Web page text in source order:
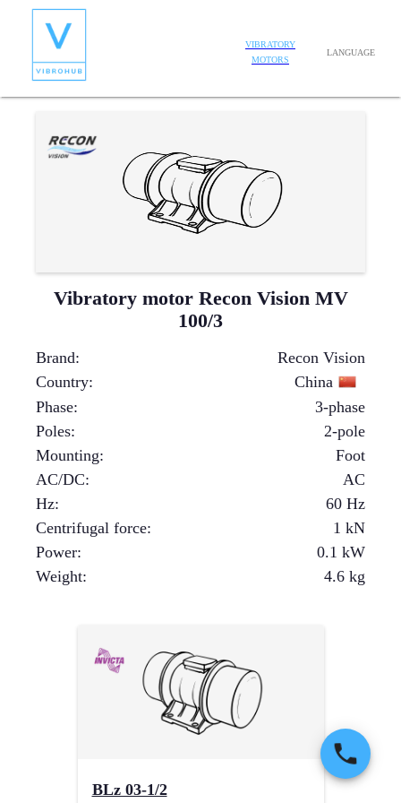
VIBRATORY
MOTORS
LANGUAGE
Vibratory motor Recon Vision MV
100/3
Brand:
Recon Vision
Country:
China
Phase:
3-phase
Poles:
2-pole
Mounting:
Foot
AC/DC:
AC
Hz:
60 Hz
Centrifugal force: 1 kN
Power: 0.1 kW
Weight: 4.6 kg
BLz 03-1/2